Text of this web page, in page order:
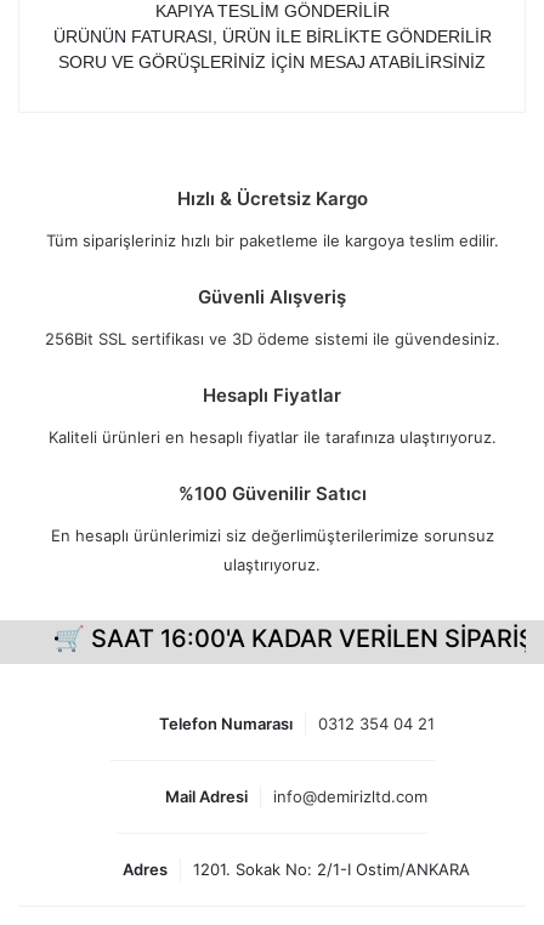
KAPIYA TESLİM GÖNDERİLİR
ÜRÜNÜN FATURASI, ÜRÜN İLE BİRLİKTE GÖNDERİLİR
SORU VE GÖRÜŞLERİNİZ İÇİN MESAJ ATABİLİRSİNİZ
Hızlı & Ücretsiz Kargo
Tüm siparişleriniz hızlı bir paketleme ile kargoya teslim edilir.
Güvenli Alışveriş
256Bit SSL sertifikası ve 3D ödeme sistemi ile güvendesiniz.
Hesaplı Fiyatlar
Kaliteli ürünleri en hesaplı fiyatlar ile tarafınıza ulaştırıyoruz.
%100 Güvenilir Satıcı
En hesaplı ürünlerimizi siz değerlimüşterilerimize sorunsuz
ulaştırıyoruz.
🛒 SAAT 16:00'A KADAR VERİLEN
Telefon Numarası 0312 354 04 21
Mail Adresi info@demirizltd.com
Adres 1201. Sokak No: 2/1-I Ostim/ANKARA